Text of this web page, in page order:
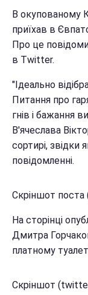
В окупованому
приїхав в
Про це
в Twitter.
"Ідеально
Питання про
гнів і бажання
В'ячеслава
сортирі, звідки
повідомленні.
Скріншот
На сторінці
Дмитра
платному
Скріншот